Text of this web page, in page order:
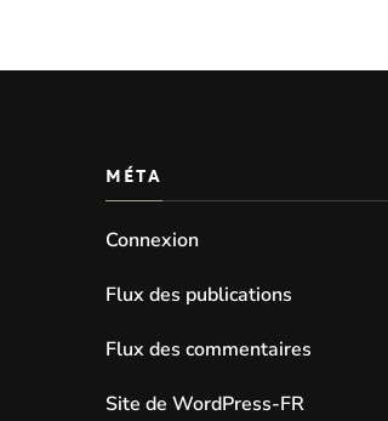
MÉTA
Connexion
Flux des publications
Flux des commentaires
Site de WordPress-FR